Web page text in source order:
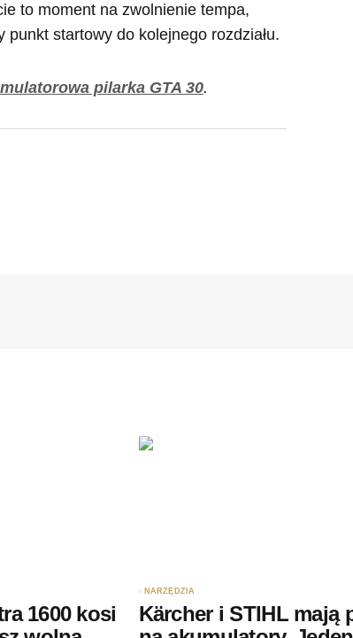
to moment na zwolnienie tempa,
startowy do kolejnego rozdziału.
pilarka GTA 30.
1600 kosi
NARZĘDZIA
Kärcher i STIHL mają